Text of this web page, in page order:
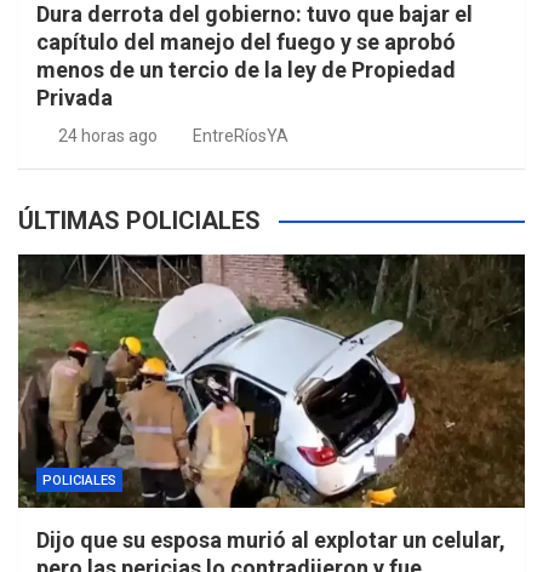
Dura derrota del gobierno: tuvo que bajar el
capítulo del manejo del fuego y se aprobó
menos de un tercio de la ley de Propiedad
Privada
24 horas ago EntreRíosYA
ÚLTIMAS POLICIALES
POLICIALES
Dijo que su esposa murió al explotar un celular,